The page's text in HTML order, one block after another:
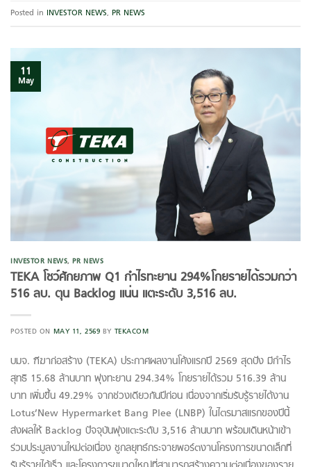
Posted in INVESTOR NEWS, PR NEWS
11
May
INVESTOR NEWS,PR NEWS
TEKA โชว์ศักยภาพ Q1 กำไรทะยาน 294%โกยรายได้รวมกว่า
516 ลบ. ตุน Backlog แน่น แตะระดับ 3,516 ลบ.
POSTED ON MAY 11, 2569 BY TEKACOM
บมจ. ฑีฆาก่อสร้าง (TEKA) ประกาศผลงานโค้งแรกปี 2569 สุดปัง มีกำไร
สุทธิ 15.68 ล้านบาท พุ่งทะยาน 294.34% โกยรายได้รวม 516.39 ล้าน
บาท เพิ่มขึ้น 49.29% จากช่วงเดียวกันปีก่อน เนื่องจากเริ่มรับรู้รายได้งาน
Lotus’New Hypermarket Bang Plee (LNBP) ในไตรมาสแรกของปีนี้
ส่งผลให้ Backlog ปัจจุบันพุ่งแตะระดับ 3,516 ล้านบาท พร้อมเดินหน้าเข้า
ร่วมประมูลงานใหม่ต่อเนื่อง ชูกลยุทธ์กระจายพอร์ตงานโครงการขนาดเล็กที่